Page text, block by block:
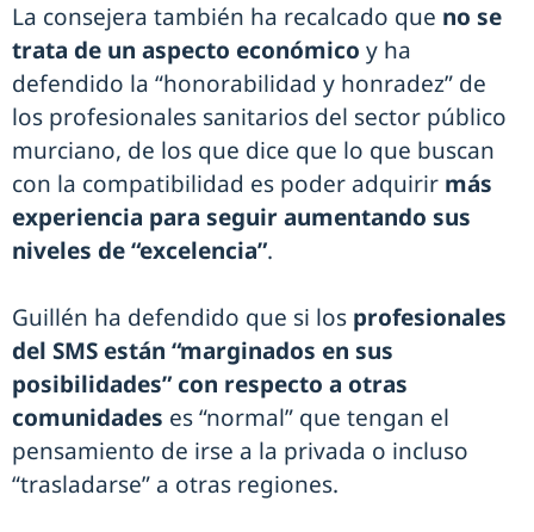
La consejera también ha recalcado que no se
trata de un aspecto económico y ha
defendido la “honorabilidad y honradez” de
los profesionales sanitarios del sector público
murciano, de los que dice que lo que buscan
con la compatibilidad es poder adquirir más
experiencia para seguir aumentando sus
niveles de “excelencia”.
Guillén ha defendido que si los profesionales
del SMS están “marginados en sus
posibilidades” con respecto a otras
comunidades es “normal” que tengan el
pensamiento de irse a la privada o incluso
“trasladarse” a otras regiones.